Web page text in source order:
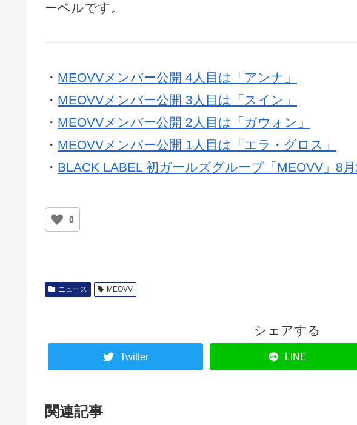
ーベルです。
・ MEOVVメンバー公開 4人目は「アンナ」
・ MEOVVメンバー公開 3人目は「スイン」
・ MEOVVメンバー公開 2人目は「ガウォン」
・ MEOVVメンバー公開 1人目は「エラ・グロス」
・ BLACK LABEL 初ガールズグループ「MEOVV」8
0
ニュース MEOVV
シェアする
Twitter LINE
関連記事